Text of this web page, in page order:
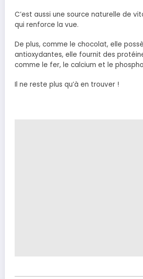
C’est aussi une source naturelle de
qui renforce la vue.
De plus, comme le chocolat, elle
antioxydantes, elle fournit des
comme le fer, le calcium et le
Il ne reste plus qu’à en trouver !